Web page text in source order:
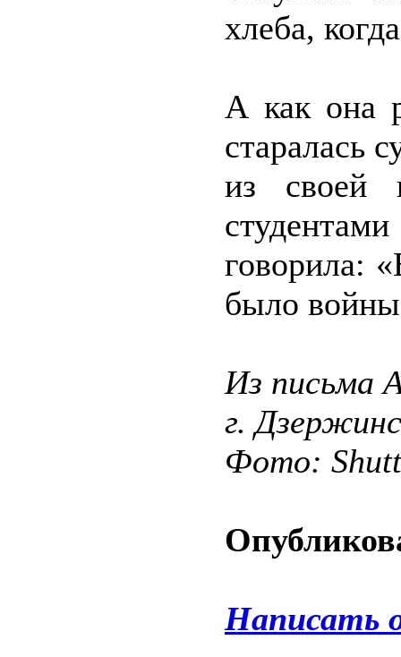
хлеба,
А как она
старалась
из своей
говорила:
было
Из письма
г.
Фото:
Написать